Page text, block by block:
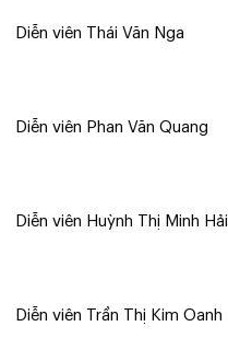
Diễn viên Thái Văn Nga
Diễn viên Phan Văn Quang
Diễn viên Huỳnh Thị Minh Hải
Diễn viên Trần Thị Kim Oanh